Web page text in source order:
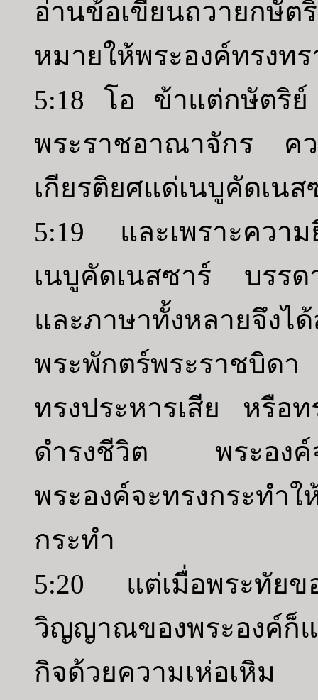
อ่านข้อเขียนถวายก
หมายให้พระองค์ทรงท
5:18 โอ ข้าแต่กษัตริย์
พระราชอาณาจักร ค
เกียรติยศแด่เนบูคัดเน
5:19 และเพราะควา
เนบูคัดเนสซาร์ บรร
และภาษาทั้งหลายจึงไ
พระพักตร์พระราชบิดา
ทรงประหารเสีย หรือท
ดำรงชีวิต พระองค์จ
พระองค์จะทรงกระทำ
กระทำ
5:20 แต่เมื่อพระทัย
วิญญาณของพระองค์ก็แ
กิจด้วยความเห่อเหิม